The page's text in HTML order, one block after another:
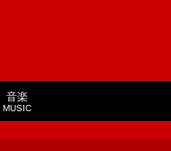
音楽
MUSIC